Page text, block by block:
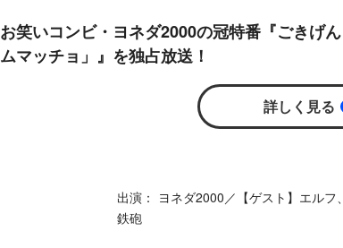
お笑いコンビ・ヨネダ2000の冠特番『ごきげ
ムマッチョ」』を独占放送！
詳しく見る
ヨネダ2000／【ゲスト】エル
鉄砲